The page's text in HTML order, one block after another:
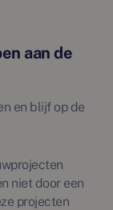
aan de
en blijf op de
niet door een
projecten